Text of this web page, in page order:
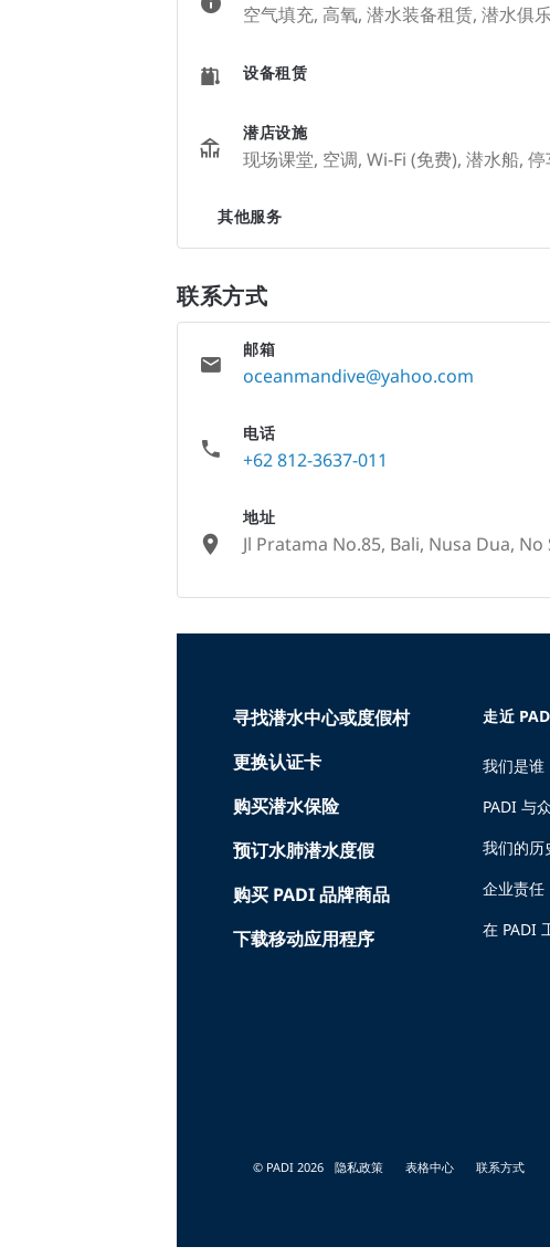
空气填充, 高氧, 潜水装备租赁, 潜水俱
设备租赁
潜店设施
现场课堂, 空调, Wi-Fi (免费), 潜水船,
其他服务
联系方式
邮箱
oceanmandive@yahoo.com
电话
+62 812-3637-011
地址
Jl Pratama No.85, Bali, Nusa Dua,
寻找潜水中心或度假村
更换认证卡
购买潜水保险
预订水肺潜水度假
购买 PADI 品牌商品
下载移动应用程序
走近
我们是谁
PADI 与
我们的历
企业责任
在 PADI
© PADI 2026 隐私政策 表格中心 联系方式